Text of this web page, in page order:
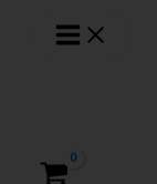
contenido